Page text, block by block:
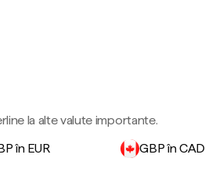
la alte valute importante.
în EUR GBP în CAD